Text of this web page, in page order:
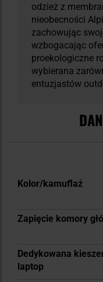
odzież z
nieobecności
zachowując
wzbogacając
proekologiczne
wybierana
entuzjastów
Więcej
Kolor/kamuflaż
Zapięcie komory
Dedykowana
laptop